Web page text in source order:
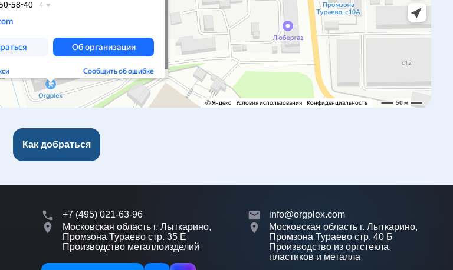
Как добраться
+7 (495) 021-63-96
Московская область г. Лыткарино,
Промзона Тураево стр. 35 Е
Производство металлоизделий
info@orgplex.com
Московская область г. Лыткарино,
Промзона Тураево стр. 40 Б
Производство из оргстекла,
пластиков и металла